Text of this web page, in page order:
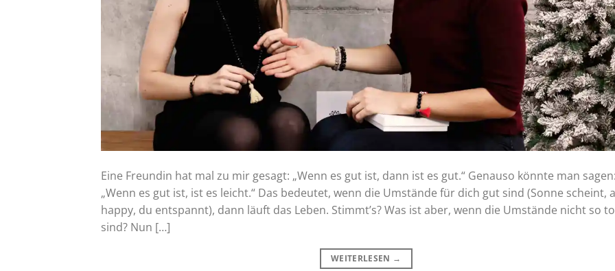
Eine Freundin hat mal zu mir gesagt: „Wenn es gut ist, dann ist es gut.“ Genauso könnte man sagen:
„Wenn es gut ist, ist es leicht.“ Das bedeutet, wenn die Umstände für dich gut sind (Sonne scheint,
happy, du entspannt), dann läuft das Leben. Stimmt’s? Was ist aber, wenn die Umstände nicht so
sind? Nun […]
WEITERLESEN →